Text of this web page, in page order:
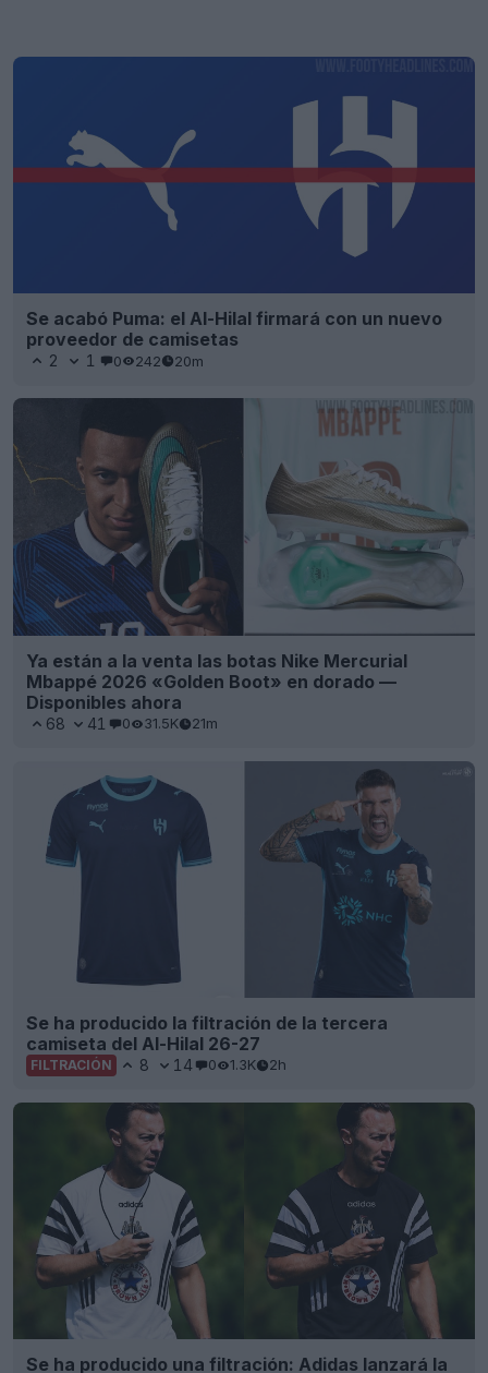
Se acabó Puma: el Al-Hilal firmará con un nuevo
proveedor de camisetas
2 1 0 242 20m
Ya están a la venta las botas Nike Mercurial
Mbappé 2026 «Golden Boot» en dorado —
Disponibles ahora
68 41 0 31.5K 21m
Se ha producido la filtración de la tercera
camiseta del Al-Hilal 26-27
FILTRACIÓN 8 14 0 1.3K 2h
Se ha producido una filtración: Adidas lanzará la